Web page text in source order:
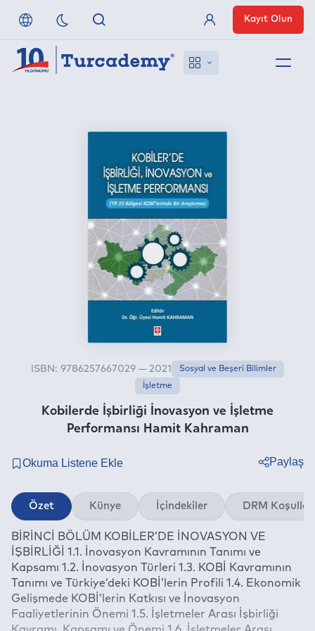
Referanslarımız
Nasıl Erişirim
Anlaşmalı Yayınevleri
Üye Girişi
Kayıt Olun
Kobilerde İşbirliği İnovasyon ve İşletme
Performansı Hamit Kahraman
ISBN: 9786257667029 — 2021
Sosyal ve Beşeri Bilimler
İşletme
Paylaş
Twitter
Linkedin
Whatsapp
E-mail
Özet Künye İçindekiler DRM Koşulları
BİRİNCİ BÖLÜM KOBİLER’DE İNOVASYON VE
İŞBİRLİĞİ 1.1. İnovasyon Kavramının Tanımı ve
Kapsamı 1.2. İnovasyon Türleri 1.3. KOBİ Kavramının
Tanımı ve Türkiye’deki KOBİ’lerin Profili 1.4. Ekonomik
Gelişmede KOBİ’lerin Katkısı ve İnovasyon
Faaliyetlerinin Önemi 1.5. İşletmeler Arası İşbirliği